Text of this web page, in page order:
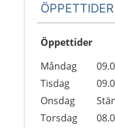
ÖPPETTIDER
Öppettider
Dag
Öppettider
Kommentarer
Måndag
Tisdag
Onsdag
Torsdag